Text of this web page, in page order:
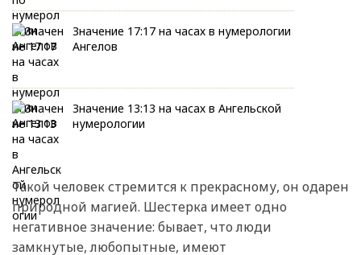
Значение 17:17 на часах в нумерологии
Ангелов
Значение 13:13 на часах в Ангельской
нумерологии
Такой человек стремится к прекрасному, он одарен
природной магией. Шестерка имеет одно
негативное значение: бывает, что люди
замкнутые, любопытные, имеют